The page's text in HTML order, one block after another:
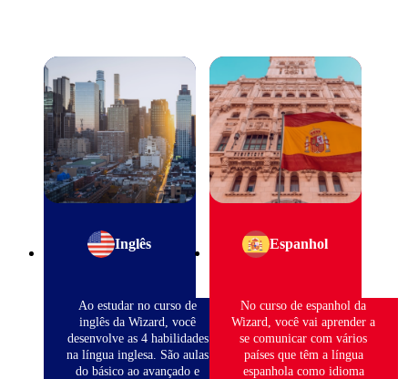
Inglês
Ao estudar no curso de
inglês da Wizard, você
desenvolve as 4 habilidades
na língua inglesa. São aulas
do básico ao avançado e
Espanhol
No curso de espanhol da
Wizard, você vai aprender a
se comunicar com vários
países que têm a língua
espanhola como idioma